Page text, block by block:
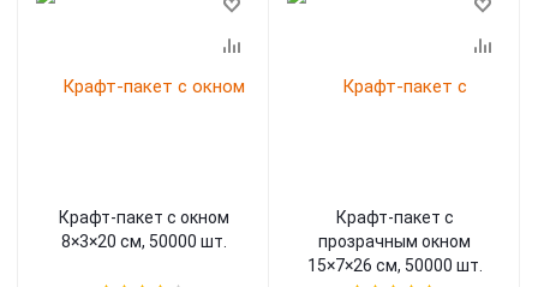
Крафт-пакет с окном
8×3×20 см, 50000 шт.
Крафт-пакет с
прозрачным окном
15×7×26 см, 50000 шт.